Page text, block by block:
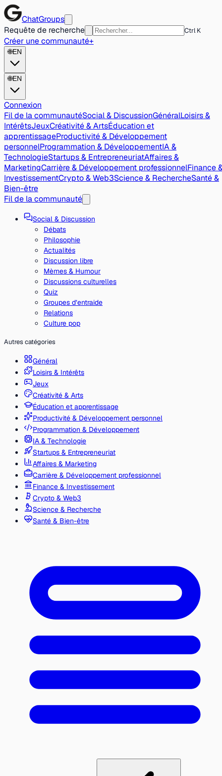
ChatGroups
Requête de recherche
Ctrl K
Créer une communauté+
🌐EN
🌐EN
Connexion
Fil de la communautéSocial & DiscussionGénéralLoisirs &
IntérêtsJeuxCréativité & ArtsÉducation et
apprentissageProductivité & Développement
personnelProgrammation & DéveloppementIA &
TechnologieStartups & EntrepreneuriatAffaires &
MarketingCarrière & Développement professionnelFinance
InvestissementCrypto & Web3Science & RechercheSanté &
Bien-être
Fil de la communauté
Social & Discussion
Débats
Philosophie
Actualités
Discussion libre
Mèmes & Humour
Discussions culturelles
Quiz
Groupes d’entraide
Relations
Culture pop
Autres catégories
Général
Loisirs & Intérêts
Jeux
Créativité & Arts
Éducation et apprentissage
Productivité & Développement personnel
Programmation & Développement
IA & Technologie
Startups & Entrepreneuriat
Affaires & Marketing
Carrière & Développement professionnel
Finance & Investissement
Crypto & Web3
Science & Recherche
Santé & Bien-être